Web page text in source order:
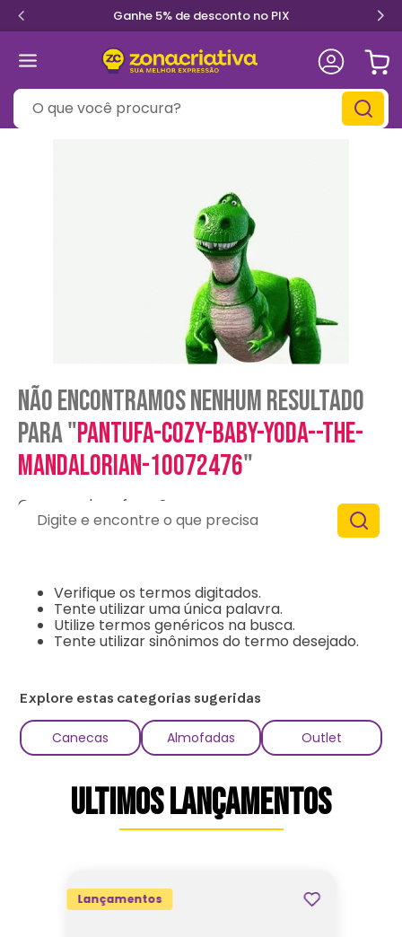
no PIX Parcele em até 12x
O que você procura?
Não encontramos nenhum resultado
para "pantufa-cozy-baby-yoda--the-
mandalorian-10072476"
O que eu devo fazer?
Verifique os termos digitados.
Tente utilizar uma única palavra.
Utilize termos genéricos na busca.
Tente utilizar sinônimos do termo desejado.
Digite e encontre o que precisa
Explore estas categorias sugeridas
Canecas Almofadas Outlet
ULTIMOS LANÇAMENTOS
Lançamentos